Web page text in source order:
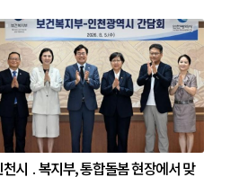
시 ․ 복지부, 통합돌봄 현장에서 맞